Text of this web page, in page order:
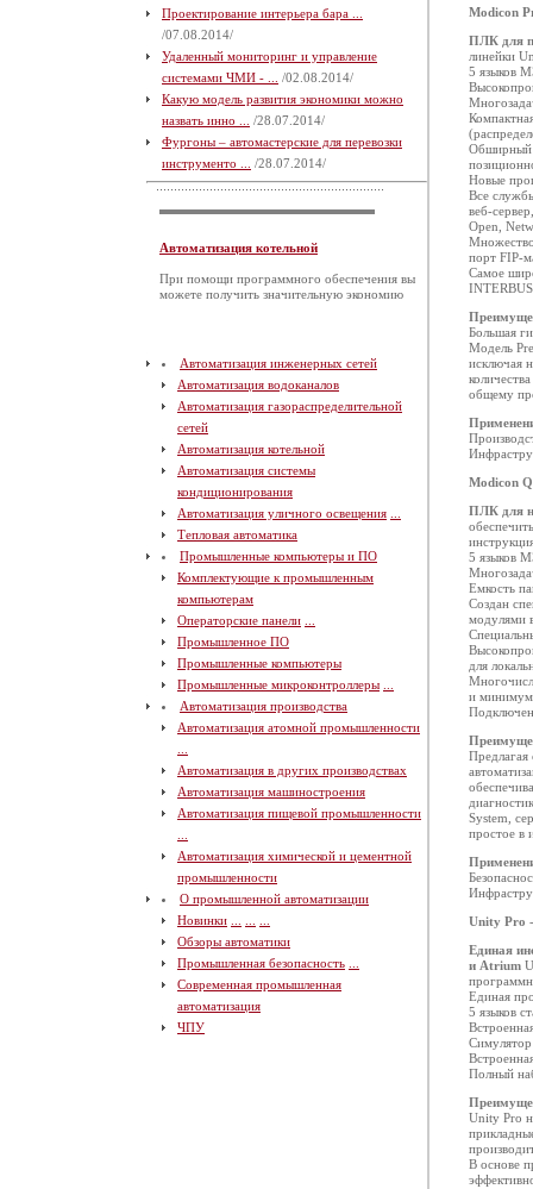
Проектирование интерьера бара ...
/07.08.2014/
Удаленный мониторинг и управление
системами ЧМИ - ...
/02.08.2014/
Какую модель развития экономики можно
назвать инно ...
/28.07.2014/
Фургоны – автомастерские для перевозки
инструменто ...
/28.07.2014/
Автоматизация котельной
При помощи программного обеспечения вы
можете получить значительную экономию
Автоматизация инженерных сетей
Автоматизация водоканалов
Автоматизация газораспределительной
сетей
Автоматизация котельной
Автоматизация системы
кондиционирования
Автоматизация уличного освещения
Тепловая автоматика
Промышленные компьютеры и ПО
Комплектующие к промышленным
компьютерам
Операторские панели
Промышленное ПО
Промышленные компьютеры
Промышленные микроконтроллеры
Автоматизация производства
Автоматизация атомной промышленности
Автоматизация в других производствах
Автоматизация машиностроения
Автоматизация пищевой промышленности
Автоматизация химической и цементной
промышленности
О промышленной автоматизации
Новинки
Обзоры автоматики
Промышленная безопасность
Современная промышленная
автоматизация
ЧПУ
Modicon
ПЛК для
линейки
5 языков
Обширный
Новые
Все
веб-
Open,
порт FIP-
Самое
Большая
Модель
исключая
общему
Modicon
ПЛК для
5 языков
Емкость
Создан
модулями
для
и минимум
System,
простое в
Unity Pro
Единая
и Atrium
Единая
5 языков
Полный
Unity Pro
В основе